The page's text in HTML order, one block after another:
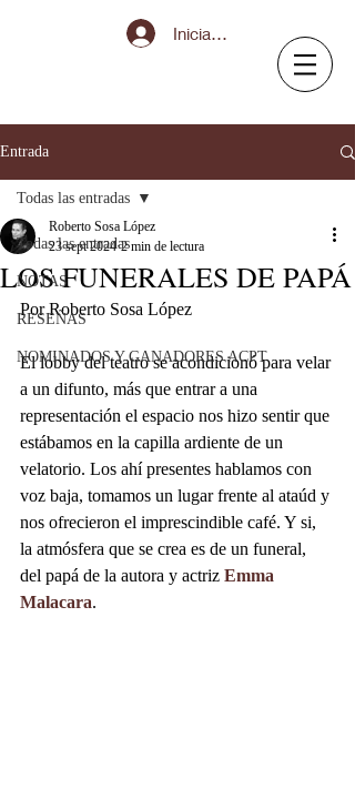
Iniciar sesión
Entrada
Todas las entradas
NOTAS
RESEÑAS
NOMINADOS Y GANADORES ACPT
Todas las entradas
LOS FUNERALES DE PAPÁ
Roberto Sosa López
23 sept 2024 2 min de lectura
Por Roberto Sosa López
El lobby del teatro se acondicionó para velar
a un difunto, más que entrar a una
representación el espacio nos hizo sentir que
estábamos en la capilla ardiente de un
velatorio. Los ahí presentes hablamos con
voz baja, tomamos un lugar frente al ataúd y
nos ofrecieron el imprescindible café. Y si,
la atmósfera que se crea es de un funeral,
del papá de la autora y actriz Emma
Malacara.